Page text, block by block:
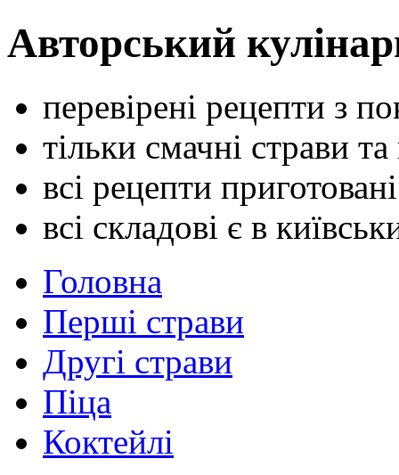
Авторський
перевірені рецепти з
тільки смачні страви та
всі рецепти
всі складові є в
Головна
Перші страви
Другі страви
Піца
Коктейлі